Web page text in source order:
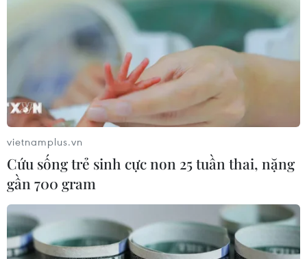
vietnamplus.vn
Cứu sống trẻ sinh cực non 25 tuần thai, nặng
gần 700 gram